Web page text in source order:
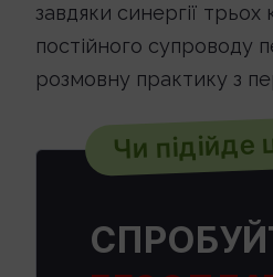
завдяки синергії
постійного супроводу
розмовну практику з
Чи підійде